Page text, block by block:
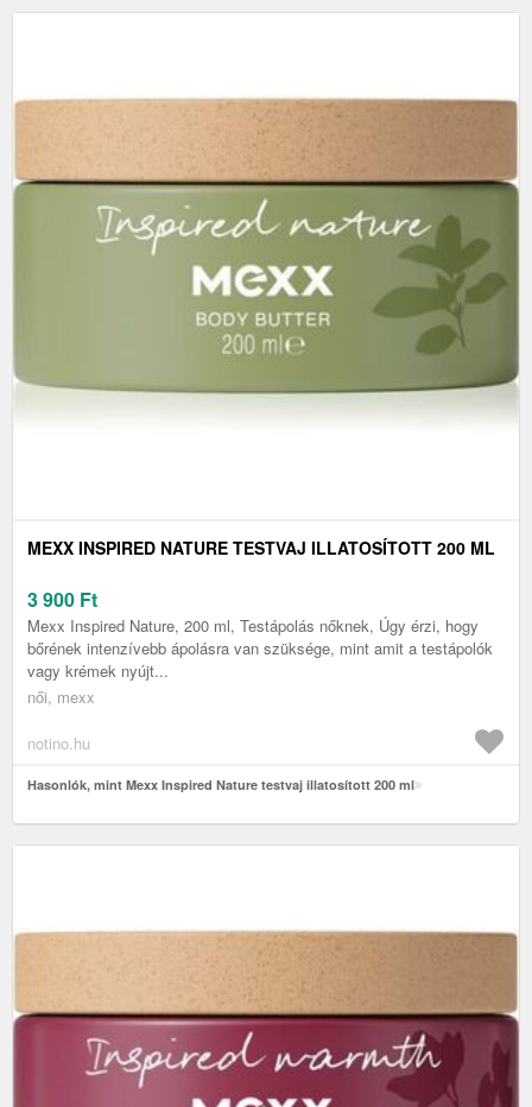
MEXX INSPIRED NATURE TESTVAJ ILLATOSÍTOTT 200 ML
3 900 Ft
Mexx Inspired Nature, 200 ml, Testápolás nőknek, Úgy érzi, hogy
bőrének intenzívebb ápolásra van szüksége, mint amit a testápolók
vagy krémek nyújt...
női, mexx
notino.hu
Hasonlók, mint Mexx Inspired Nature testvaj illatosított 200 ml